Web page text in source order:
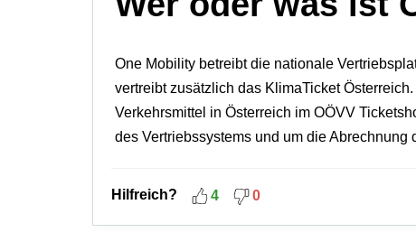
One Mobility betreibt die nationale
vertreibt zusätzlich das KlimaTicket
Verkehrsmittel in Österreich im OÖVV
des Vertriebssystems und um die
Hilfreich? 4 0